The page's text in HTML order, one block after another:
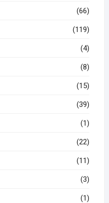
(66)
(119)
(4)
(8)
(15)
(39)
(1)
(22)
(11)
(3)
(1)